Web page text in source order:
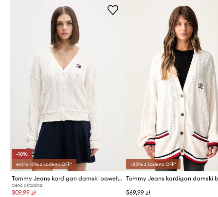
-10%
extra -5% z kodem: OFF*
Tommy Jeans kardigan damski bawełniany
Cena aktualna:
309,99 zł
-25% z kodem: OFF*
569,99 zł